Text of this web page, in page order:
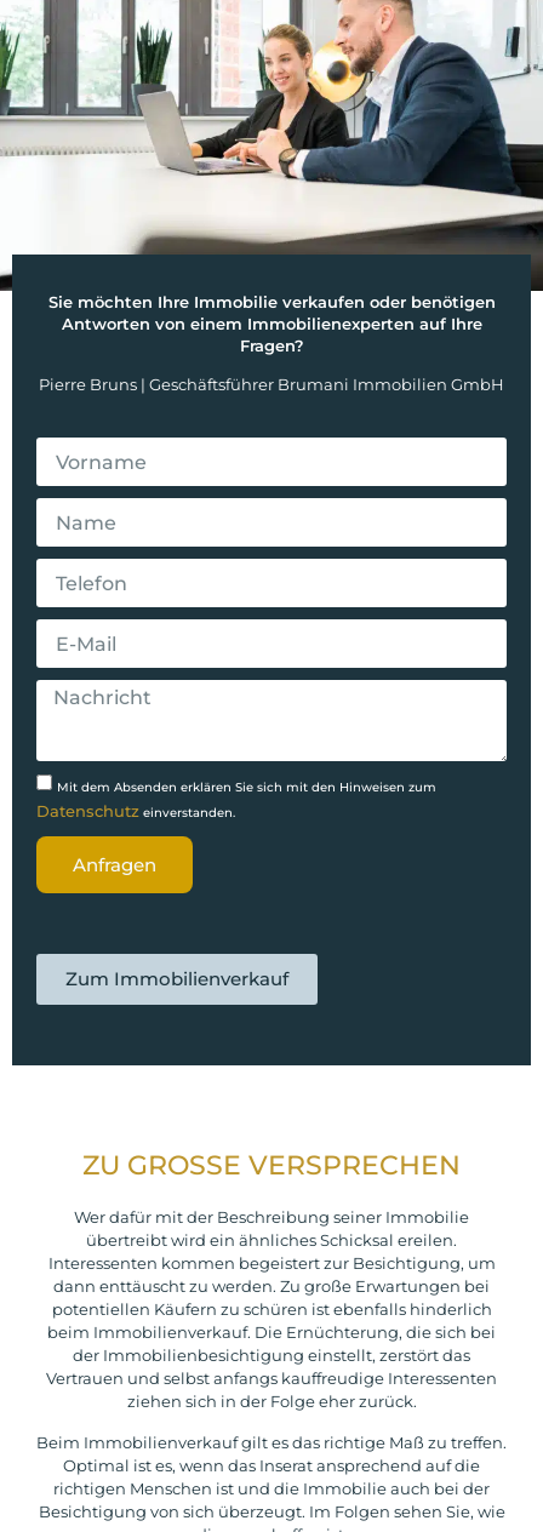
Sie möchten Ihre Immobilie verkaufen oder benötigen
Antworten von einem Immobilienexperten auf Ihre
Fragen?
Pierre Bruns | Geschäftsführer Brumani Immobilien GmbH
Mit dem Absenden erklären Sie sich mit den Hinweisen zum
Datenschutz einverstanden.
Anfragen
Zum Immobilienverkauf
ZU GROSSE VERSPRECHEN
Wer dafür mit der Beschreibung seiner Immobilie
übertreibt wird ein ähnliches Schicksal ereilen.
Interessenten kommen begeistert zur Besichtigung, um
dann enttäuscht zu werden. Zu große Erwartungen bei
potentiellen Käufern zu schüren ist ebenfalls hinderlich
beim Immobilienverkauf. Die Ernüchterung, die sich bei
der Immobilienbesichtigung einstellt, zerstört das
Vertrauen und selbst anfangs kauffreudige Interessenten
ziehen sich in der Folge eher zurück.
Beim Immobilienverkauf gilt es das richtige Maß zu treffen.
Optimal ist es, wenn das Inserat ansprechend auf die
richtigen Menschen ist und die Immobilie auch bei der
Besichtigung von sich überzeugt. Im Folgen sehen Sie, wie